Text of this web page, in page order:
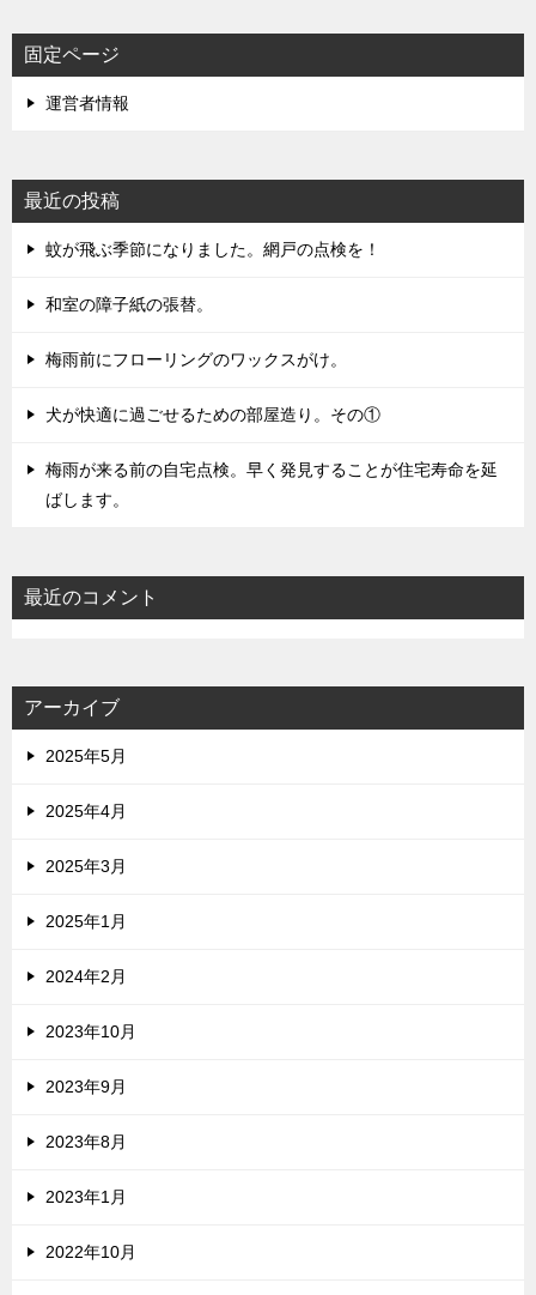
固定ページ
運営者情報
最近の投稿
蚊が飛ぶ季節になりました。網戸の点検を！
和室の障子紙の張替。
梅雨前にフローリングのワックスがけ。
犬が快適に過ごせるための部屋造り。その①
梅雨が来る前の自宅点検。早く発見することが住宅寿命を延
ばします。
最近のコメント
アーカイブ
2025年5月
2025年4月
2025年3月
2025年1月
2024年2月
2023年10月
2023年9月
2023年8月
2023年1月
2022年10月